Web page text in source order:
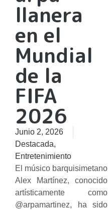
llanera
en el
Mundial
de la
FIFA
2026
Junio 2, 2026
Destacada,
Entretenimiento
El músico barquisimetano
Alex Martínez, conocido
artísticamente como
@arpamartinez, ha sido